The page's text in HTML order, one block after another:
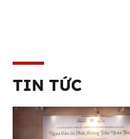
TIN TỨC